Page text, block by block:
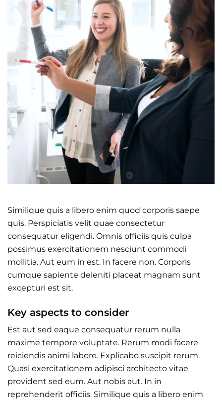
Similique quis a libero enim quod corporis saepe
quis. Perspiciatis velit quae consectetur
consequatur eligendi. Omnis officiis quis culpa
possimus exercitationem nesciunt commodi
mollitia. Aut eum in est. In facere non. Corporis
cumque sapiente deleniti placeat magnam sunt
excepturi est sit.
Key aspects to consider
Est aut sed eaque consequatur rerum nulla
maxime tempore voluptate. Rerum modi facere
reiciendis animi labore. Explicabo suscipit rerum.
Quasi exercitationem adipisci architecto vitae
provident sed eum. Aut nobis aut. In in
reprehenderit officiis. Similique quis a libero enim